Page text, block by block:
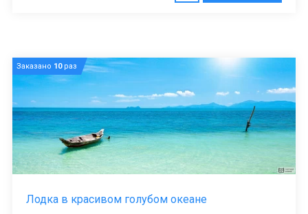
Заказано 10раз
Лодка в красивом голубом океане